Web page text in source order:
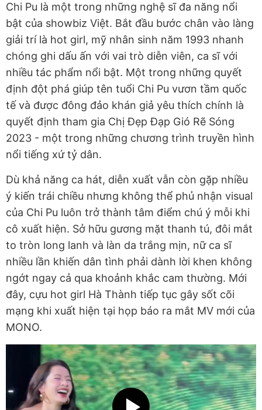
Chi Pu là một trong những nghệ sĩ đa năng nổi
bật của showbiz Việt. Bắt đầu bước chân vào làng
giải trí là hot girl, mỹ nhân sinh năm 1993 nhanh
chóng ghi dấu ấn với vai trò diễn viên, ca sĩ với
nhiều tác phẩm nổi bật. Một trong những quyết
định đột phá giúp tên tuổi Chi Pu vươn tầm quốc
tế và được đông đảo khán giả yêu thích chính là
quyết định tham gia Chị Đẹp Đạp Gió Rẽ Sóng
2023 - một trong những chương trình truyền hình
nổi tiếng xứ tỷ dân.
Dù khả năng ca hát, diễn xuất vẫn còn gặp nhiều
ý kiến trái chiều nhưng không thể phủ nhận visual
của Chi Pu luôn trở thành tâm điểm chú ý mỗi khi
cô xuất hiện. Sở hữu gương mặt thanh tú, đôi mắt
to tròn long lanh và làn da trắng mịn, nữ ca sĩ
nhiều lần khiến dân tình phải dành lời khen không
ngớt ngay cả qua khoảnh khắc cam thường. Mới
đây, cựu hot girl Hà Thành tiếp tục gây sốt cõi
mạng khi xuất hiện tại họp báo ra mắt MV mới của
MONO.